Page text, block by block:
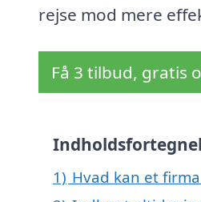
rejse mod mere
Få 3 tilbud, gratis
1) Hvad kan et